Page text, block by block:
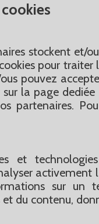
stockent et/
pour
pouvez
la page dediée
partenaires.
et
sur un
du contenu,